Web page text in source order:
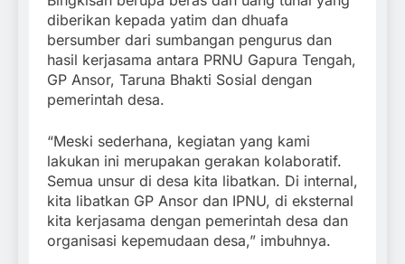
diberikan kepada yatim dan dhuafa
bersumber dari sumbangan pengurus dan
hasil kerjasama antara PRNU Gapura Tengah,
GP Ansor, Taruna Bhakti Sosial dengan
pemerintah desa.
“Meski sederhana, kegiatan yang kami
lakukan ini merupakan gerakan kolaboratif.
Semua unsur di desa kita libatkan. Di internal,
kita libatkan GP Ansor dan IPNU, di eksternal
kita kerjasama dengan pemerintah desa dan
organisasi kepemudaan desa,” imbuhnya.